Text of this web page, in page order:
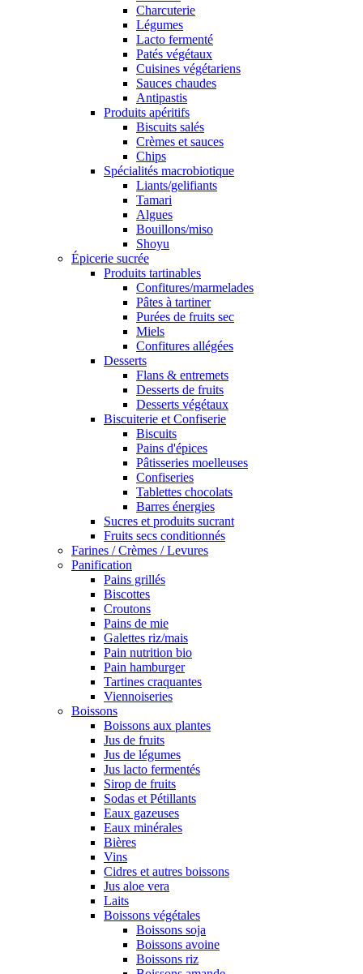
Charcuterie
Légumes
Lacto fermenté
Patés végétaux
Cuisines végétariens
Sauces chaudes
Antipastis
Produits apéritifs
Biscuits salés
Crèmes et sauces
Chips
Spécialités macrobiotique
Liants/gelifiants
Tamari
Algues
Bouillons/miso
Shoyu
Épicerie sucrée
Produits tartinables
Confitures/marmelades
Pâtes à tartiner
Purées de fruits sec
Miels
Confitures allégées
Desserts
Flans & entremets
Desserts de fruits
Desserts végétaux
Biscuiterie et Confiserie
Biscuits
Pains d'épices
Pâtisseries moelleuses
Confiseries
Tablettes chocolats
Barres énergies
Sucres et produits sucrant
Fruits secs conditionnés
Farines / Crèmes / Levures
Panification
Pains grillés
Biscottes
Croutons
Pains de mie
Galettes riz/mais
Pain nutrition bio
Pain hamburger
Tartines craquantes
Viennoiseries
Boissons
Boissons aux plantes
Jus de fruits
Jus de légumes
Jus lacto fermentés
Sirop de fruits
Sodas et Pétillants
Eaux gazeuses
Eaux minérales
Bières
Vins
Cidres et autres boissons
Jus aloe vera
Laits
Boissons végétales
Boissons soja
Boissons avoine
Boissons riz